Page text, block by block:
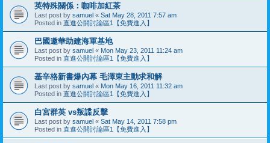
英特殊關係：咖啡加紅茶
Last post by samuel « Sat May 28, 2011 7:57 am
Posted in 直進公開討論區1【免費進入】
巴國邀華助建海軍基地
Last post by samuel « Mon May 23, 2011 11:24 am
Posted in 直進公開討論區1【免費進入】
基辛格新書爆內幕 毛澤東主動求和解
Last post by samuel « Mon May 16, 2011 11:32 am
Posted in 直進公開討論區1【免費進入】
白宮群英 vs叛諜反擊
Last post by samuel « Sat May 14, 2011 7:58 pm
Posted in 直進公開討論區1【免費進入】